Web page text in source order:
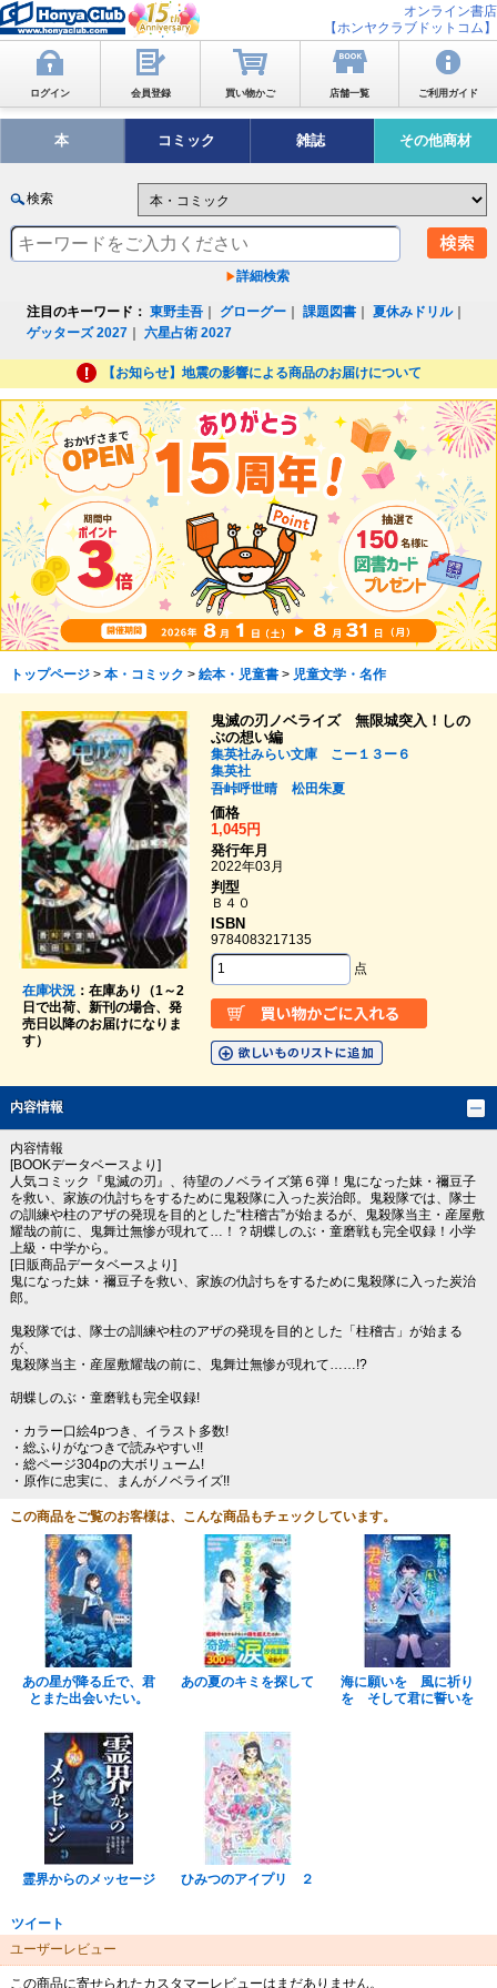
オンライン書店
【ホンヤクラブドットコム】
ログイン 会員登録 買い物かご 店舗一覧 ご利用ガイド
本 コミック 雑誌 その他商材
検索
詳細検索
注目のキーワード： 東野圭吾 グローグー ｜課題図書 ｜夏休みドリル｜
ゲッターズ 2027 ｜六星占術 2027
【お知らせ】地震の影響による商品のお届けについて
トップページ> 本・コミック > 絵本・児童書> 児童文学・名作
在庫状況：在庫あり（1～2
日で出荷、新刊の場合、発
売日以降のお届けになりま
す）
鬼滅の刃ノベライズ 無限城突入！しの
ぶの想い編
集英社みらい文庫 こー１３ー６
集英社
吾峠呼世晴
松田朱夏
価格
1,045円
発行年月
2022年03月
判型
Ｂ４０
ISBN
9784083217135
点
内容情報
内容情報
[BOOKデータベースより]
人気コミック『鬼滅の刃』、待望のノベライズ第６弾！鬼になった妹・禰豆子
を救い、家族の仇討ちをするために鬼殺隊に入った炭治郎。鬼殺隊では、隊士
の訓練や柱のアザの発現を目的とした“柱稽古”が始まるが、鬼殺隊当主・産屋敷
耀哉の前に、鬼舞辻無惨が現れて…！？胡蝶しのぶ・童磨戦も完全収録！小学
上級・中学から。
[日販商品データベースより]
鬼になった妹・禰豆子を救い、家族の仇討ちをするために鬼殺隊に入った炭治
郎。
鬼殺隊では、隊士の訓練や柱のアザの発現を目的とした「柱稽古」が始まる
が、
鬼殺隊当主・産屋敷耀哉の前に、鬼舞辻無惨が現れて……!?
胡蝶しのぶ・童磨戦も完全収録!
・カラー口絵4pつき、イラスト多数!
・総ふりがなつきで読みやすい!!
・総ページ304pの大ボリューム!
・原作に忠実に、まんがノベライズ!!
この商品をご覧のお客様は、こんな商品もチェックしています。
あの星が降る丘で、君
とまた出会いたい。
あの夏のキミを探して
海に願いを 風に祈り
を そして君に誓いを
霊界からのメッセージ ひみつのアイプリ ２
ツイート
ユーザーレビュー
この商品に寄せられたカスタマーレビューはまだありません。